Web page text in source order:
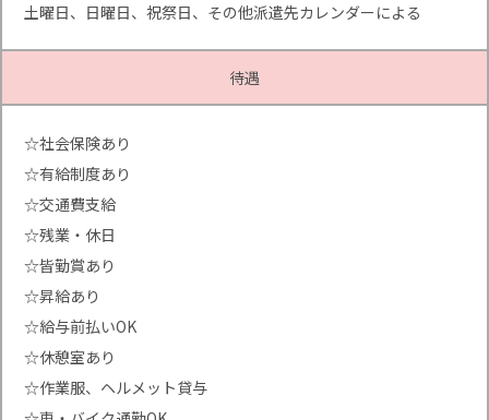
土曜日、日曜日、祝祭日、その他派遣先カレンダーによる
待遇
☆社会保険あり
☆有給制度あり
☆交通費支給
☆残業・休日
☆皆勤賞あり
☆昇給あり
☆給与前払いOK
☆休憩室あり
☆作業服、ヘルメット貸与